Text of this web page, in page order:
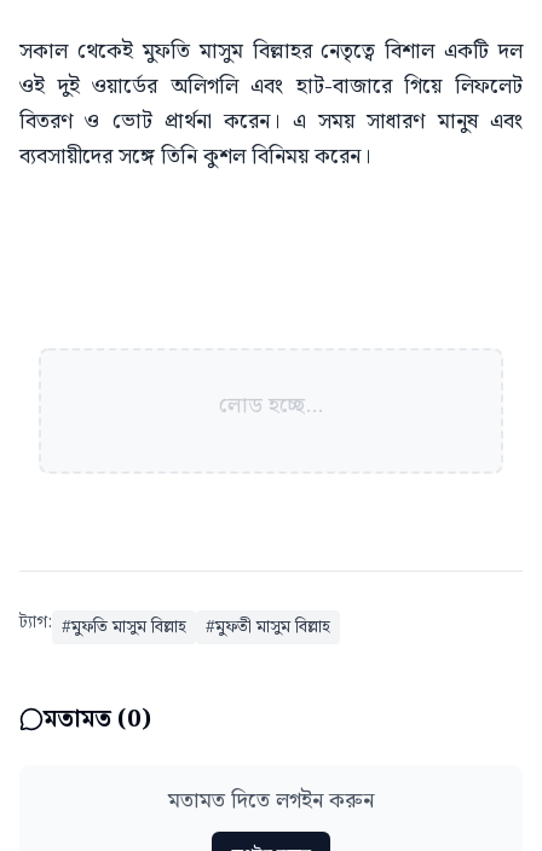
সকাল থেকেই মুফতি মাসুম বিল্লাহর নেতৃত্বে বিশাল একটি দল
ওই দুই ওয়ার্ডের অলিগলি এবং হাট-বাজারে গিয়ে লিফলেট
বিতরণ ও ভোট প্রার্থনা করেন। এ সময় সাধারণ মানুষ এবং
ব্যবসায়ীদের সঙ্গে তিনি কুশল বিনিময় করেন।
লোড হচ্ছে...
ট্যাগ: #মুফতি মাসুম বিল্লাহ #মুফতী মাসুম বিল্লাহ
মতামত (0)
মতামত দিতে লগইন করুন